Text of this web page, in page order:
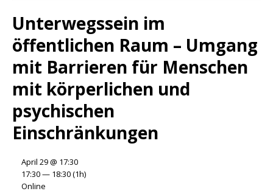
Unterwegssein im
öffentlichen Raum – Umgang
mit Barrieren für Menschen
mit körperlichen und
psychischen
Einschränkungen
April 29 @ 17:30
17:30 — 18:30(1h)
Online